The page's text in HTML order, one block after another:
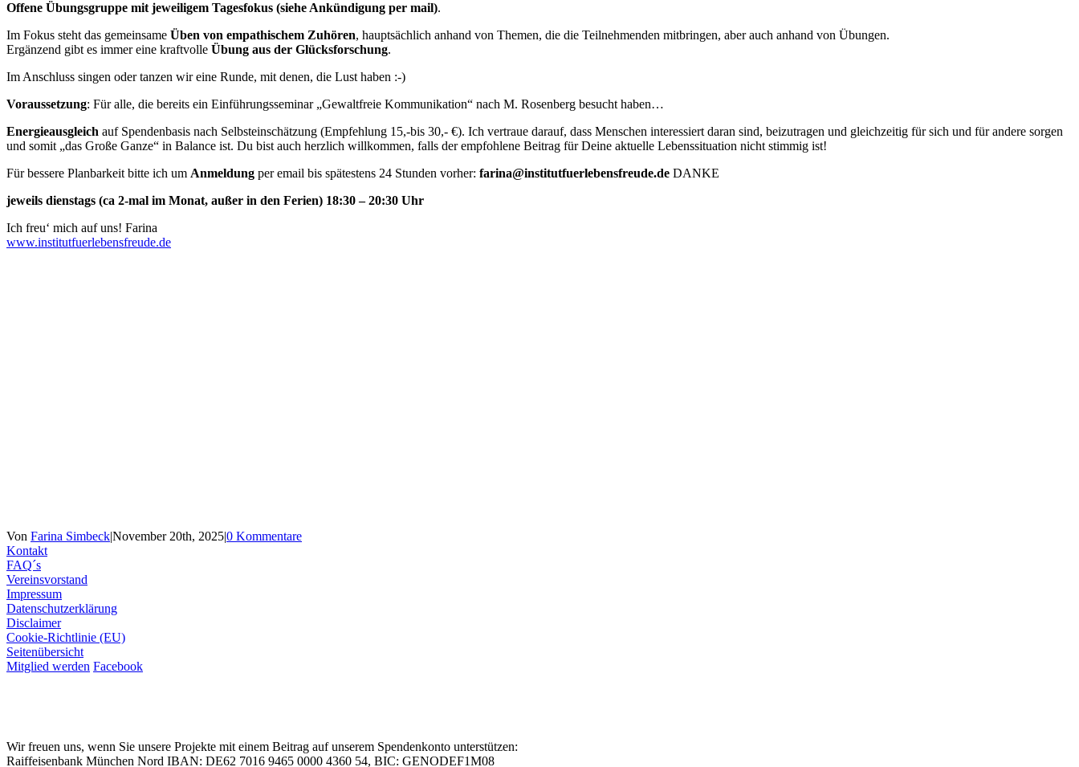
Offene Übungsgruppe mit jeweiligem Tagesfokus (siehe Ankündigung per mail).
Im Fokus steht das gemeinsame Üben von empathischem Zuhören, hauptsächlich anhand von Themen, die die Teilnehmenden mitbringen, aber auch anhand von Übungen.
Ergänzend gibt es immer eine kraftvolle Übung aus der Glücksforschung.
Im Anschluss singen oder tanzen wir eine Runde, mit denen, die Lust haben :-)
Voraussetzung: Für alle, die bereits ein Einführungsseminar „Gewaltfreie Kommunikation“ nach M. Rosenberg besucht haben…
Energieausgleich auf Spendenbasis nach Selbsteinschätzung (Empfehlung 15,-bis 30,- €). Ich vertraue darauf, dass Menschen interessiert daran sind, beizutragen und gleichzeitig für sich und für andere sorgen
und somit „das Große Ganze“ in Balance ist. Du bist auch herzlich willkommen, falls der empfohlene Beitrag für Deine aktuelle Lebenssituation nicht stimmig ist!
Für bessere Planbarkeit bitte ich um Anmeldung per email bis spätestens 24 Stunden vorher: farina@institutfuerlebensfreude.de DANKE
jeweils dienstags (ca 2-mal im Monat, außer in den Ferien) 18:30 – 20:30 Uhr
Ich freu‘ mich auf uns! Farina
www.institutfuerlebensfreude.de
Von Farina Simbeck|November 20th, 2025|0 Kommentare
Kontakt
FAQ´s
Vereinsvorstand
Impressum
Datenschutzerklärung
Disclaimer
Cookie-Richtlinie (EU)
Seitenübersicht
Mitglied werden Facebook
Wir freuen uns, wenn Sie unsere Projekte mit einem Beitrag auf unserem Spendenkonto unterstützen:
Raiffeisenbank München Nord IBAN: DE62 7016 9465 0000 4360 54, BIC: GENODEF1M08